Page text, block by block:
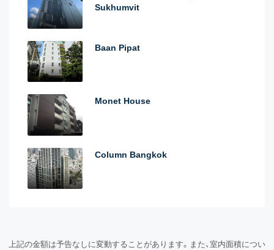
Sukhumvit
Baan Pipat
Monet House
Column Bangkok
上記の金額は予告なしに変動することがあります。また、室内面積につい